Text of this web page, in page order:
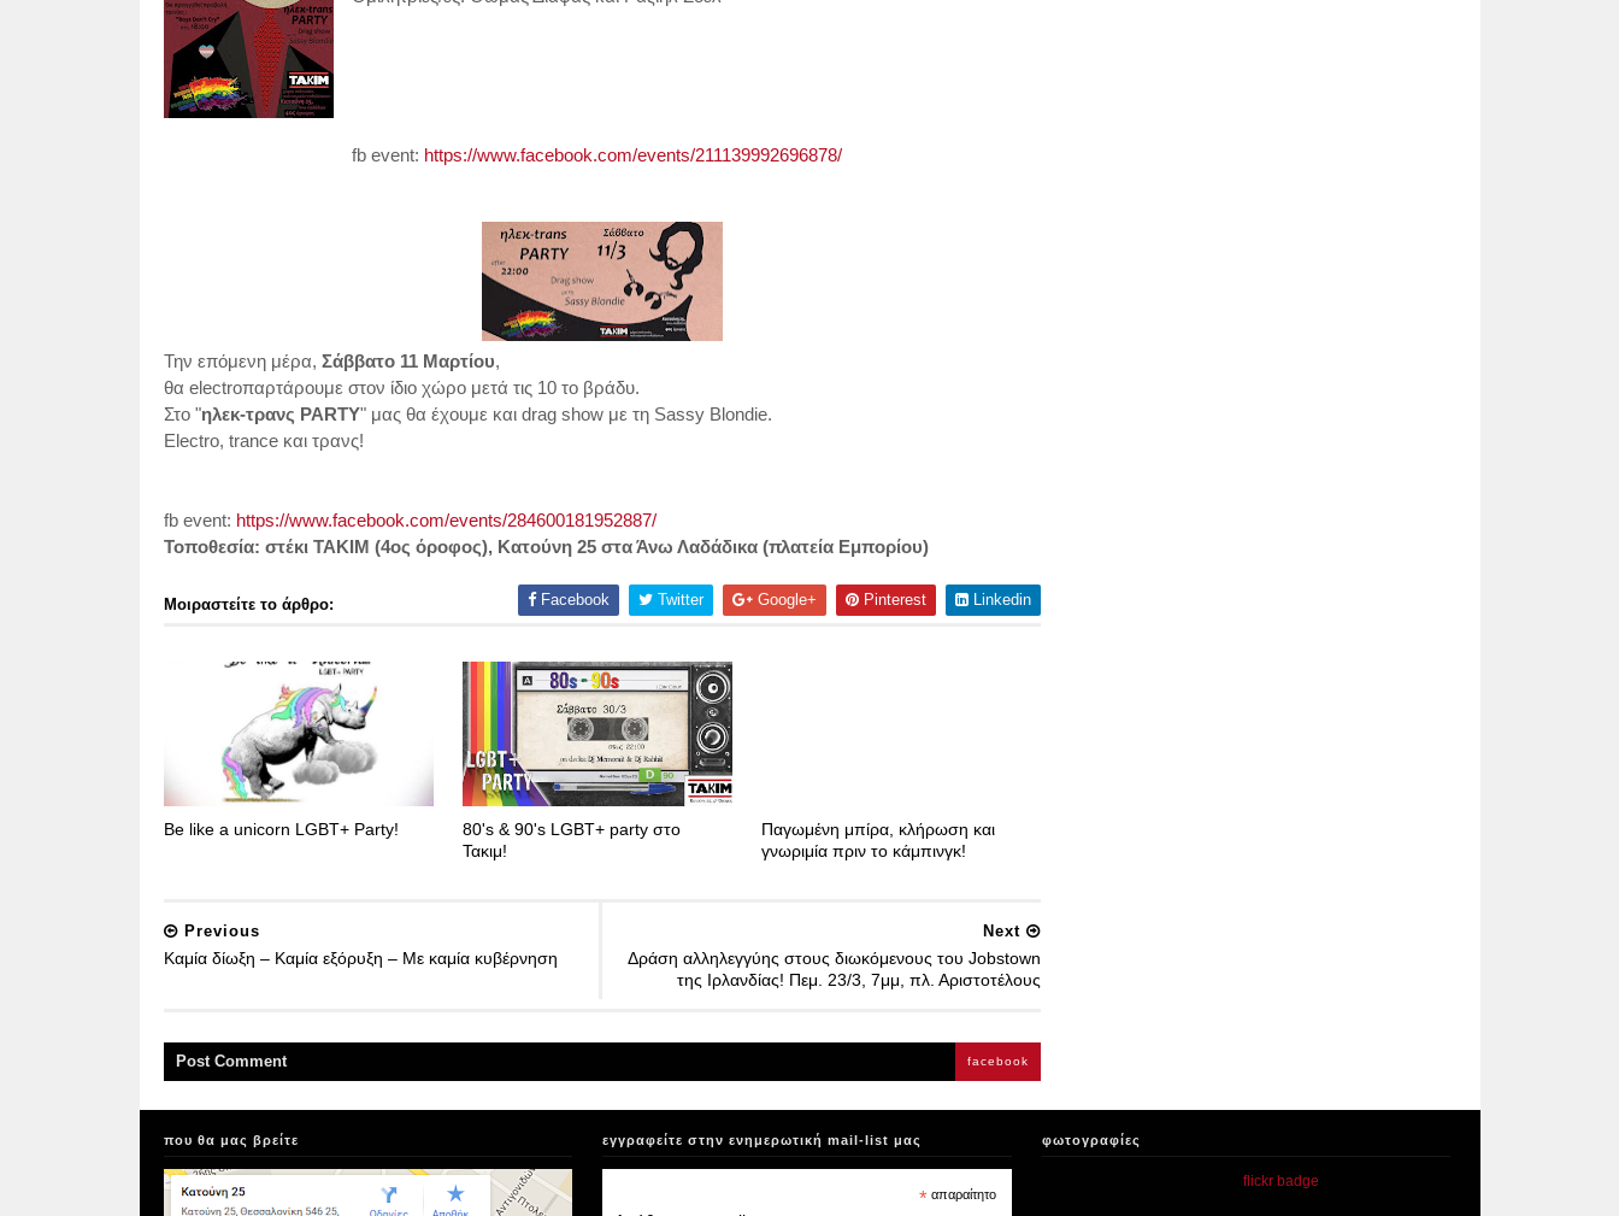
fb event: https://www.facebook.com/events/211139992696878/
Την επόμενη μέρα, Σάββατο 11 Μαρτίου,
θα electroπαρτάρουμε στον ίδιο χώρο μετά τις 10 το βράδυ.
Στο "ηλεκ-τρανς PARTY" μας θα έχουμε και drag show με τη Sassy Blondie.
Electro, trance και τρανς!
fb event: https://www.facebook.com/events/284600181952887/
Τοποθεσία: στέκι ΤΑΚΙΜ (4ος όροφος), Κατούνη 25 στα Άνω Λαδάδικα (πλατεία Εμπορίου)
Μοιραστείτε το άρθρο: Facebook Twitter Google+ Pinterest Linkedin
Be like a unicorn LGBT+ Party!
80's & 90's LGBT+ party στο
Τακιμ!
Παγωμένη μπίρα, κλήρωση και
γνωριμία πριν το κάμπινγκ!
Next
Δράση αλληλεγγύης στους διωκόμενους του Jobstown
της Ιρλανδίας! Πεμ. 23/3, 7μμ, πλ. Αριστοτέλους
Previous
Καμία δίωξη – Καμία εξόρυξη – Με καμία κυβέρνηση
Post Comment facebook
που θα μας βρείτε εγγραφείτε στην ενημερωτική mail-list μας
*απαραίτητο
φωτογραφίες
create withflickr badge